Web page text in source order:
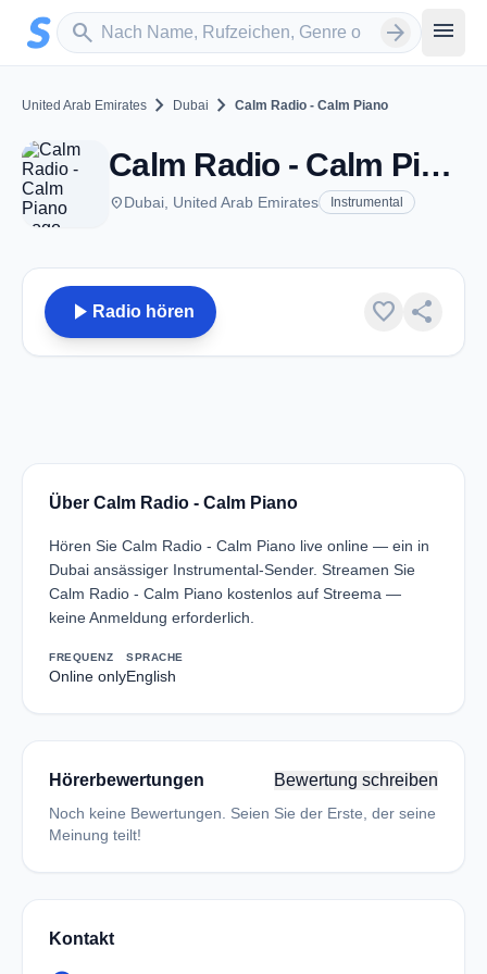
Zum Hauptinhalt springen
search
Sender suchen arrow_forward menu
United Arab Emirates chevron_right Dubai chevron_right Calm Radio - Calm Piano
Calm Radio - Calm Piano - Dubai
placeDubai, United Arab Emirates Instrumental
play_arrow Radio hören favorite share
Über Calm Radio - Calm Piano
Hören Sie Calm Radio - Calm Piano live online — ein in
Dubai ansässiger Instrumental-Sender. Streamen Sie
Calm Radio - Calm Piano kostenlos auf Streema —
keine Anmeldung erforderlich.
FREQUENZ
Online only
SPRACHE
English
Hörerbewertungen Bewertung schreiben
Noch keine Bewertungen. Seien Sie der Erste, der seine
Meinung teilt!
Kontakt